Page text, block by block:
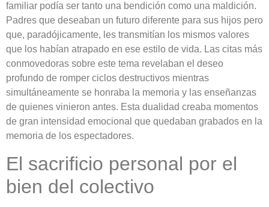
familiar podía ser tanto una bendición como una maldición.
Padres que deseaban un futuro diferente para sus hijos pero
que, paradójicamente, les transmitían los mismos valores
que los habían atrapado en ese estilo de vida. Las citas más
conmovedoras sobre este tema revelaban el deseo
profundo de romper ciclos destructivos mientras
simultáneamente se honraba la memoria y las enseñanzas
de quienes vinieron antes. Esta dualidad creaba momentos
de gran intensidad emocional que quedaban grabados en la
memoria de los espectadores.
El sacrificio personal por el
bien del colectivo